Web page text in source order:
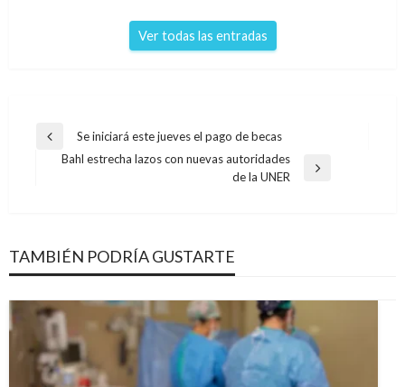
Ver todas las entradas
Navegación
Entrada
anterior
Se iniciará este jueves el pago de becas
Bahl estrecha lazos con nuevas autoridades
de la UNER
TAMBIÉN PODRÍA GUSTARTE